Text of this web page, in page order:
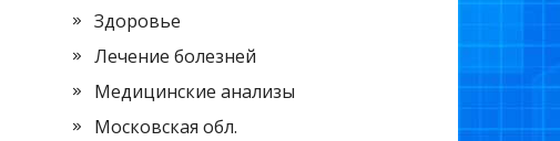
Здоровье
Лечение болезней
Медицинские анализы
Московская обл.